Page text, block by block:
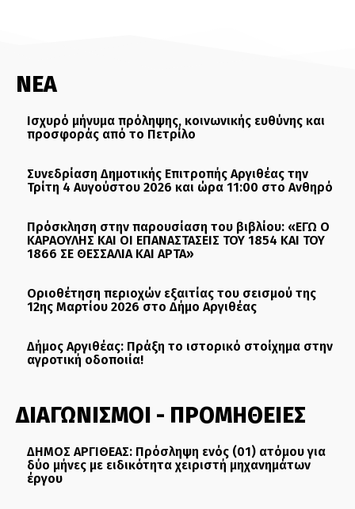
ΝΕΑ
Ισχυρό μήνυμα πρόληψης, κοινωνικής ευθύνης και
προσφοράς από το Πετρίλο
Συνεδρίαση Δημοτικής Επιτροπής Αργιθέας την
Τρίτη 4 Αυγούστου 2026 και ώρα 11:00 στο Ανθηρό
Πρόσκληση στην παρουσίαση του βιβλίου: «ΕΓΩ Ο
ΚΑΡΑΟΥΛΗΣ ΚΑΙ ΟΙ ΕΠΑΝΑΣΤΑΣΕΙΣ ΤΟΥ 1854 ΚΑΙ ΤΟΥ
1866 ΣΕ ΘΕΣΣΑΛΙΑ ΚΑΙ ΑΡΤΑ»
Οριοθέτηση περιοχών εξαιτίας του σεισμού της
12ης Μαρτίου 2026 στο Δήμο Αργιθέας
Δήμος Αργιθέας: Πράξη το ιστορικό στοίχημα στην
αγροτική οδοποιία!
ΔΙΑΓΩΝΙΣΜΟΙ - ΠΡΟΜΗΘΕΙΕΣ
ΔΗΜΟΣ ΑΡΓΙΘΕΑΣ: Πρόσληψη ενός (01) ατόμου για
δύο μήνες με ειδικότητα χειριστή μηχανημάτων
έργου